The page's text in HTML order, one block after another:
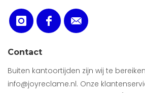
Contact
Buiten kantoortijden zijn wij te
info@joyreclame.nl. Onze